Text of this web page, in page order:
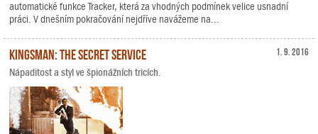
automatické funkce Tracker, která za vhodných podmínek velice usnadní
práci. V dnešním pokračování nejdříve navážeme na...
1. 9. 2016
Kingsman: The Secret Service
Nápaditost a styl ve špionážních tricích.